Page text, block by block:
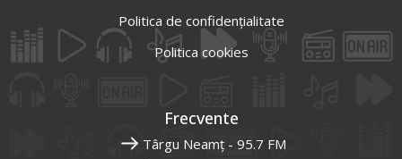
Politica de confidențialitate
Politica cookies
Frecvente
Târgu Neamț - 95.7 FM